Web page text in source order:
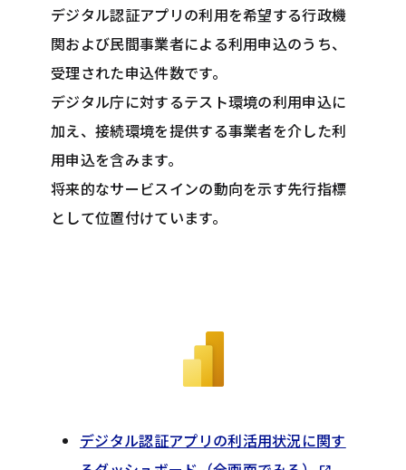
デジタル認証アプリの利用を希望する行政機
関および民間事業者による利用申込のうち、
受理された申込件数です。
デジタル庁に対するテスト環境の利用申込に
加え、接続環境を提供する事業者を介した利
用申込を含みます。
将来的なサービスインの動向を示す先行指標
として位置付けています。
デジタル認証アプリの利活用状況に関す